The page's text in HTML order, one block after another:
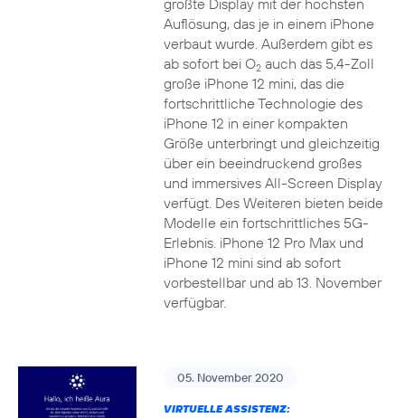
größte Display mit der höchsten
Auflösung, das je in einem iPhone
verbaut wurde. Außerdem gibt es
ab sofort bei O2auch das 5,4-Zoll
große iPhone 12 mini, das die
fortschrittliche Technologie des
iPhone 12 in einer kompakten
Größe unterbringt und gleichzeitig
über ein beeindruckend großes
und immersives All-Screen Display
verfügt. Des Weiteren bieten beide
Modelle ein fortschrittliches 5G-
Erlebnis. iPhone 12 Pro Max und
iPhone 12 mini sind ab sofort
vorbestellbar und ab 13. November
verfügbar.
05. November 2020
VIRTUELLE ASSISTENZ: